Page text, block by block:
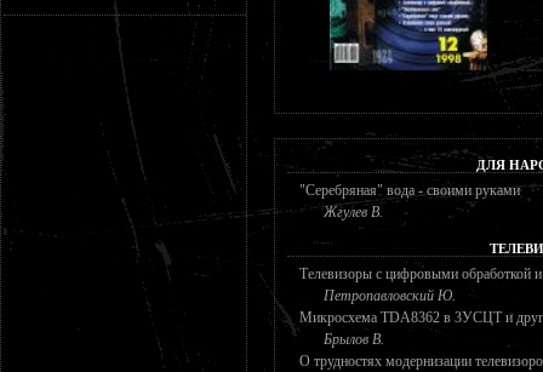
ДЛЯ
"Серебряная" вода - своими руками
Жгулев В.
Телевизоры с цифровыми обработкой
Петропавловский Ю.
Микросхема TDA8362 в 3УСЦТ и
Брылов В.
О трудностях модернизации